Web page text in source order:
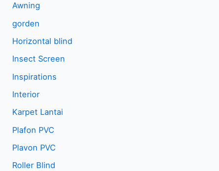
Awning
gorden
Horizontal blind
Insect Screen
Inspirations
Interior
Karpet Lantai
Plafon PVC
Plavon PVC
Roller Blind